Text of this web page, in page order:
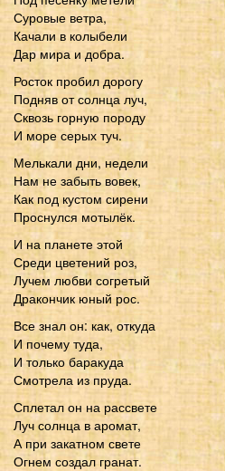
Суровые ветра,
Качали в колыбели
Дар мира и добра.
Росток пробил дорогу
Подняв от солнца луч,
Сквозь горную породу
И море серых туч.
Мелькали дни, недели
Нам не забыть вовек,
Как под кустом сирени
Проснулся мотылёк.
И на планете этой
Среди цветений роз,
Лучем любви согретый
Дракончик юный рос.
Все знал он: как, откуда
И почему туда,
И только баракуда
Смотрела из пруда.
Сплетал он на рассвете
Луч солнца в аромат,
А при закатном свете
Огнем создал гранат.